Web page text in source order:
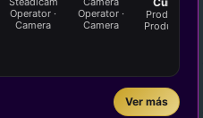
Operator ·
Camera
Operator ·
Camera
Producer ·
Production
Ver más